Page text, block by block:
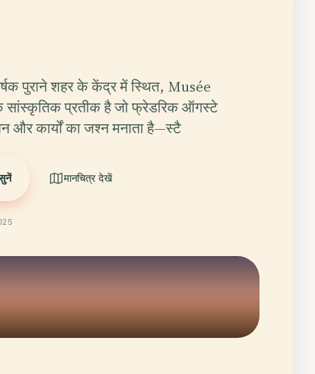
पुराने शहर के केंद्र में स्थित, Musée
प्रतीक है जो फ्रेडरिक ऑगस्टे
और कार्यों का जश्न मनाता है—स्टै
मानचित्र देखें